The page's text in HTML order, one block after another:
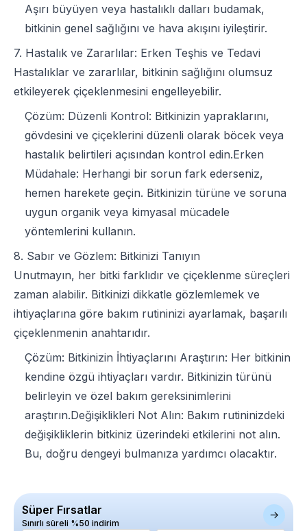
Aşırı büyüyen veya hastalıklı dalları budamak,
bitkinin genel sağlığını ve hava akışını iyileştirir.
7. Hastalık ve Zararlılar: Erken Teşhis ve Tedavi
Hastalıklar ve zararlılar, bitkinin sağlığını olumsuz
etkileyerek çiçeklenmesini engelleyebilir.
Çözüm: Düzenli Kontrol: Bitkinizin yapraklarını,
gövdesini ve çiçeklerini düzenli olarak böcek veya
hastalık belirtileri açısından kontrol edin.Erken
Müdahale: Herhangi bir sorun fark ederseniz,
hemen harekete geçin. Bitkinizin türüne ve soruna
uygun organik veya kimyasal mücadele
yöntemlerini kullanın.
8. Sabır ve Gözlem: Bitkinizi Tanıyın
Unutmayın, her bitki farklıdır ve çiçeklenme süreçleri
zaman alabilir. Bitkinizi dikkatle gözlemlemek ve
ihtiyaçlarına göre bakım rutininizi ayarlamak, başarılı
çiçeklenmenin anahtarıdır.
Çözüm: Bitkinizin İhtiyaçlarını Araştırın: Her bitkinin
kendine özgü ihtiyaçları vardır. Bitkinizin türünü
belirleyin ve özel bakım gereksinimlerini
araştırın.Değişiklikleri Not Alın: Bakım rutininizdeki
değişikliklerin bitkiniz üzerindeki etkilerini not alın.
Bu, doğru dengeyi bulmanıza yardımcı olacaktır.
Süper Fırsatlar
Sınırlı süreli %50 indirim